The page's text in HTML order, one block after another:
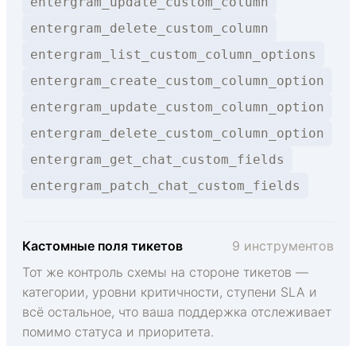
entergram_delete_custom_column
entergram_list_custom_column_options
entergram_create_custom_column_option
entergram_update_custom_column_option
entergram_delete_custom_column_option
entergram_get_chat_custom_fields
entergram_patch_chat_custom_fields
Кастомные поля тикетов
9 инструментов
Тот же контроль схемы на стороне тикетов —
категории, уровни критичности, ступени SLA и
всё остальное, что ваша поддержка отслеживает
помимо статуса и приоритета.